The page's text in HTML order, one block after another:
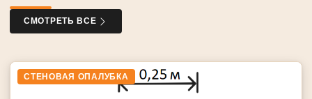
СМОТРЕТЬ ВСЕ
СТЕНОВАЯ ОПАЛУБКА